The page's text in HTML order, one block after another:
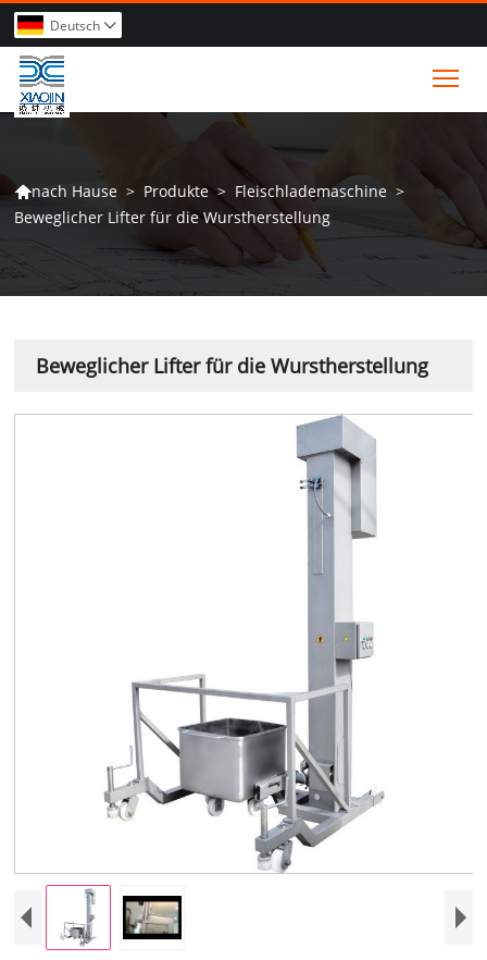
Deutsch 
nach Hause > Produkte > Fleischlademaschine >
Beweglicher Lifter für die Wurstherstellung
Beweglicher Lifter für die Wurstherstellung